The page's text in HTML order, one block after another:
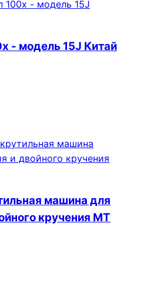
- модель 15J Китай
машина для
кручения МТ